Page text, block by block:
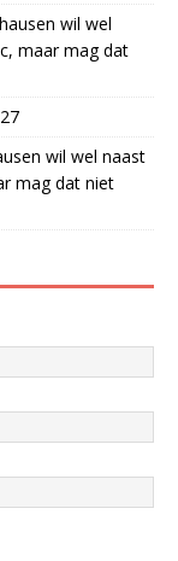
wil wel
maar mag dat
wil wel naast
mag dat niet